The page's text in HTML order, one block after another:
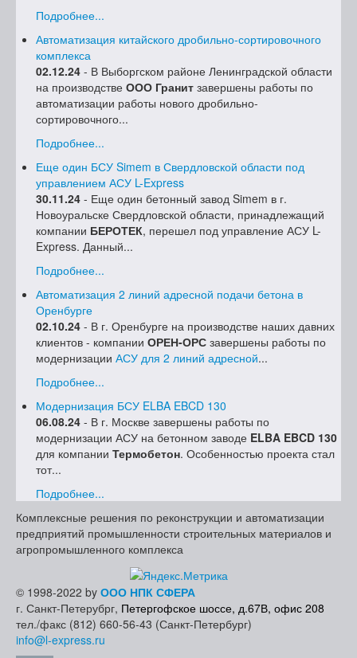
Подробнее...
Автоматизация китайского дробильно-сортировочного
комплекса
02.12.24 - В Выборгском районе Ленинградской области
на производстве ООО Гранит завершены работы по
автоматизации работы нового дробильно-
сортировочного...
Подробнее...
Еще один БСУ Simem в Свердловской области под
управлением АСУ L-Express
30.11.24 - Еще один бетонный завод Simem в г.
Новоуральске Свердловской области, принадлежащий
компании БЕРОТЕК, перешел под управление АСУ L-
Express. Данный...
Подробнее...
Автоматизация 2 линий адресной подачи бетона в
Оренбурге
02.10.24 - В г. Оренбурге на производстве наших давних
клиентов - компании ОРЕН-ОРС завершены работы по
модернизации АСУ для 2 линий адресной...
Подробнее...
Модернизация БСУ ELBA EBCD 130
06.08.24 - В г. Москве завершены работы по
модернизации АСУ на бетонном заводе ELBA EBCD 130
для компании Термобетон. Особенностью проекта стал
тот...
Подробнее...
Комплексные решения по реконструкции и автоматизации
предприятий промышленности строительных материалов и
агропромышленного комплекса
© 1998-2022 by ООО НПК СФЕРА
г. Санкт-Петерубрг, Петергофское шоссе, д.67В, офис 208
тел./факс (812) 660-56-43 (Санкт-Петербург)
info@l-express.ru